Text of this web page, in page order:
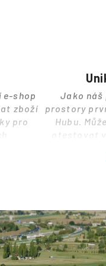
e-shop
zboží
pro
Jako
prostory
Hubu.
otestovat